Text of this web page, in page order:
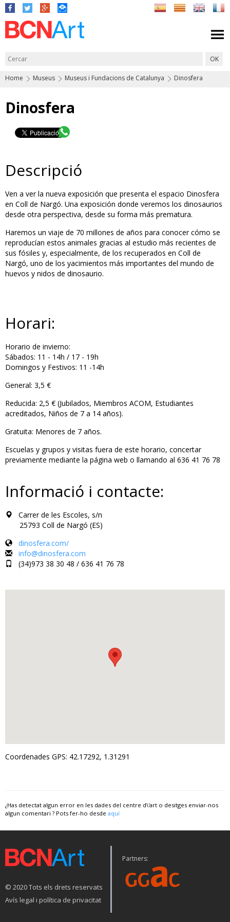
Home Museus Museus i Fundacions de Catalunya Dinosfera
Dinosfera
Descripció
Ven a ver la nueva exposición que presenta el espacio Dinosfera
en Coll de Nargó. Una exposición donde veremos los dinosaurios
desde otra perspectiva, desde su forma más prematura.
Haremos un viaje de 70 millones de años para conocer cómo se
reproducían estos animales gracias al estudio más recientes de
sus fósiles y, especialmente, de los recuperados en Coll de
Nargó, uno de los yacimientos más importantes del mundo de
huevos y nidos de dinosaurio.
Horari:
Horario de invierno:
Sábados: 11 - 14h / 17 - 19h
Domingos y Festivos: 11 -14h
General: 3,5 €
Reducida: 2,5 € (Jubilados, Miembros ACOM, Estudiantes
acreditados, Niños de 7 a 14 años).
Gratuita: Menores de 7 años.
Escuelas y grupos y visitas fuera de este horario, concertar
previamente mediante la página web o llamando al 636 41 76 78
Informació i contacte:
Carrer de les Escoles, s/n
25793 Coll de Nargó (ES)
dinosfera.com/
info@dinosfera.com
(34)973 38 30 48 / 636 41 76 78
Coordenades GPS: 42.17292, 1.31291
¿Has detectat algun error en les dades del centre d\'art o desitges enviar-nos
algun comentari ? Pots fer-ho desde aquí
© 2020 Tots els drets reservats
Avís legal i política de privacitat
Partners: